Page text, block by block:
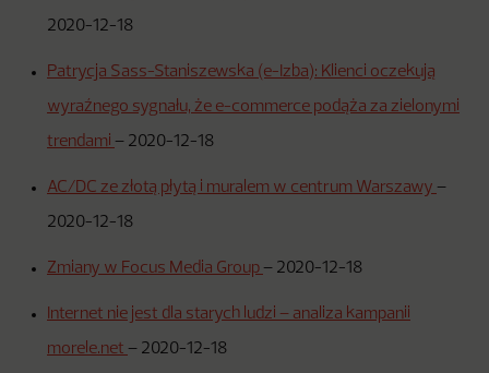
2020-12-18
Patrycja Sass-Staniszewska (e-Izba): Klienci oczekują
wyraźnego sygnału, że e-commerce podąża za zielonymi
trendami – 2020-12-18
AC/DC ze złotą płytą i muralem w centrum Warszawy –
2020-12-18
Zmiany w Focus Media Group – 2020-12-18
Internet nie jest dla starych ludzi – analiza kampanii
morele.net – 2020-12-18